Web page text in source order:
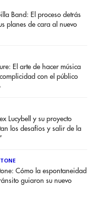
Band: El proceso detrás
planes de cara al nuevo
El arte de hacer música
con el público
Lucybell y su proyecto
los desafíos y salir de la
Cómo la espontaneidad
guiaron su nuevo